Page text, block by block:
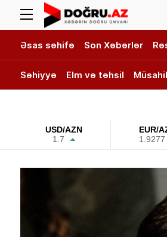
Əsas səhifə Son Xəbərlər
Səhiyyə Elm və təhsil
USD/AZN
1.7
EUR/
1.9277